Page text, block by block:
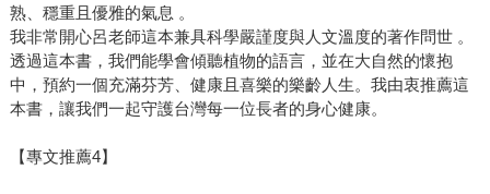
熟、穩重且優雅的氣息 。
我非常開心呂老師這本兼具科學嚴謹度與人文溫度的著作問世 。
透過這本書，我們能學會傾聽植物的語言，並在大自然的懷抱
中，預約一個充滿芬芳、健康且喜樂的樂齡人生。我由衷推薦這
本書，讓我們一起守護台灣每一位長者的身心健康。
【專文推薦4】